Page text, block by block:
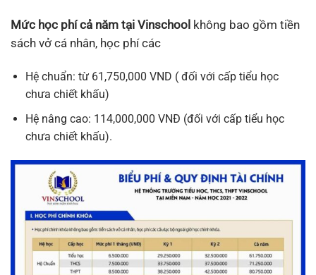
Mức học phí cả năm tại Vinschool không bao gồm tiền
sách vở cá nhân, học phí các
Hệ chuẩn: từ 61,750,000 VND ( đối với cấp tiểu học
chưa chiết khấu)
Hệ nâng cao: 114,000,000 VNĐ (đối với cấp tiểu học
chưa chiết khấu).